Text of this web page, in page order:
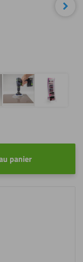
panier